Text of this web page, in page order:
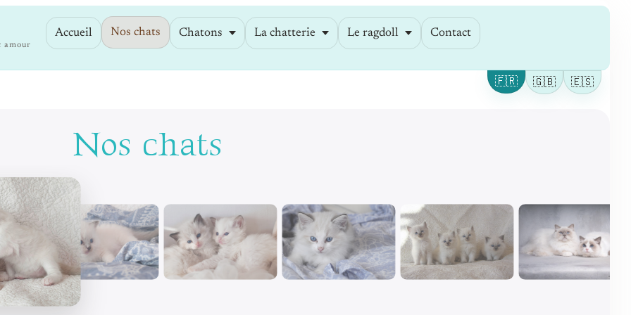
amour
Accueil Nos chats Chatons La chatterie Le ragdoll Contact
🇫🇷 🇬🇧 🇪🇸
Nos chats